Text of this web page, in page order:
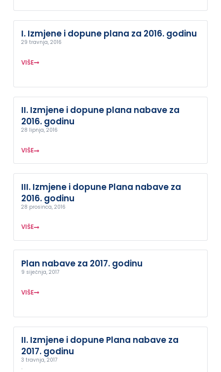
I. Izmjene i dopune plana za 2016. godinu
29 travnja, 2016
VIŠE
II. Izmjene i dopune plana nabave za
2016. godinu
28 lipnja, 2016
VIŠE
III. Izmjene i dopune Plana nabave za
2016. godinu
28 prosinca, 2016
VIŠE
Plan nabave za 2017. godinu
9 siječnja, 2017
VIŠE
II. Izmjene i dopune Plana nabave za
2017. godinu
3 travnja, 2017
.